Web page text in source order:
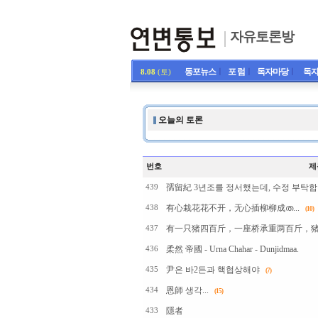
자유토론방
8.08 (토) 동포뉴스ㅣ 포 럼 독자마당ㅣ 독
오늘의 토론
번호 제
439 孺留紀 3년조를 정서했는데, 수정 부탁
438 有心栽花花不开，无心插柳柳成ത... (10)
437 有一只猪四百斤，一座桥承重两百斤，
436 柔然 帝國 - Urna Chahar - Dunjidmaa.
435 尹은 바2든과 핵협상해야 (7)
434 恩師 생각... (15)
433 隱者